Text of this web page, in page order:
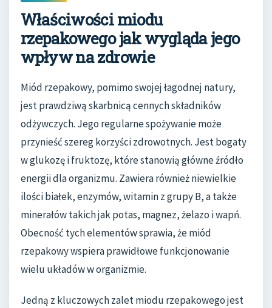
Właściwości miodu
rzepakowego jak wygląda jego
wpływ na zdrowie
Miód rzepakowy, pomimo swojej łagodnej natury,
jest prawdziwą skarbnicą cennych składników
odżywczych. Jego regularne spożywanie może
przynieść szereg korzyści zdrowotnych. Jest bogaty
w glukozę i fruktozę, które stanowią główne źródło
energii dla organizmu. Zawiera również niewielkie
ilości białek, enzymów, witamin z grupy B, a także
minerałów takich jak potas, magnez, żelazo i wapń.
Obecność tych elementów sprawia, że miód
rzepakowy wspiera prawidłowe funkcjonowanie
wielu układów w organizmie.
Jedną z kluczowych zalet miodu rzepakowego jest